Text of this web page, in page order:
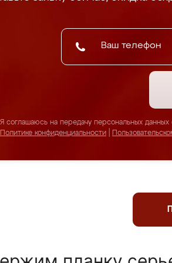
Я соглашаюсь на передачу персональных данных
Политике конфиденциальности